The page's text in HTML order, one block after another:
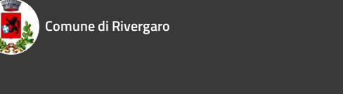
Comune di Rivergaro